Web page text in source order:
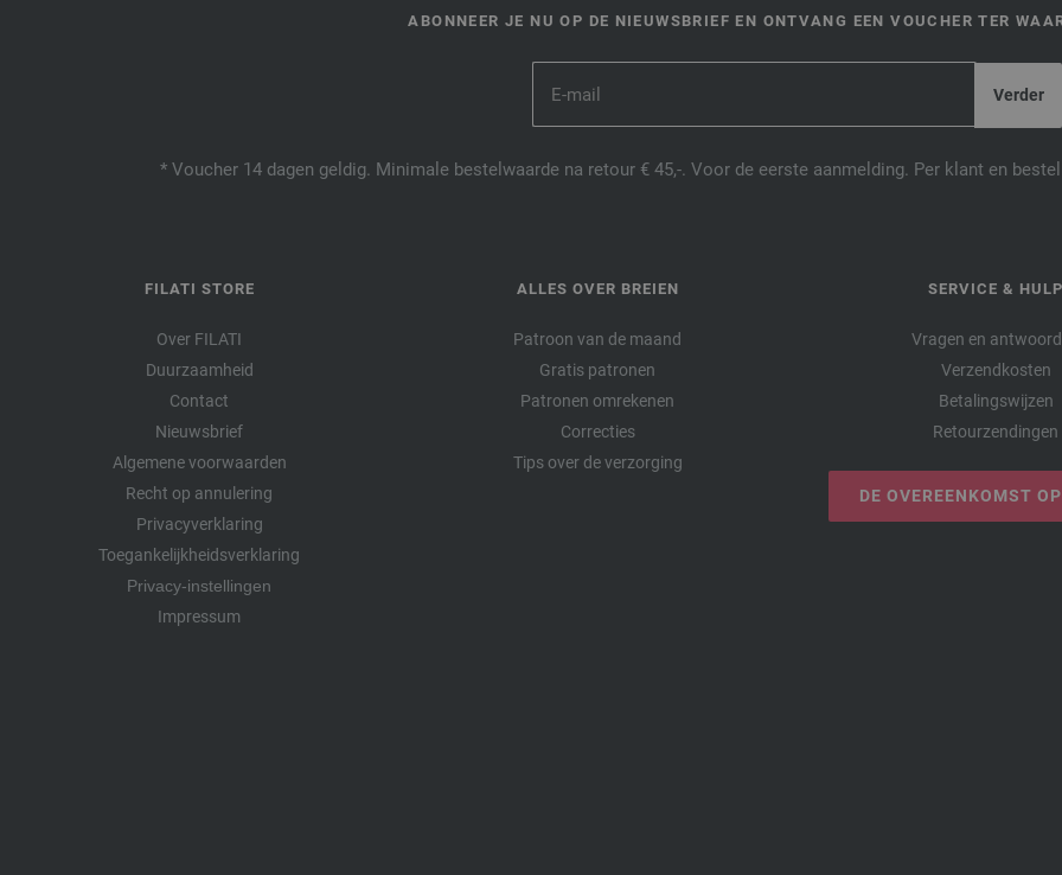
ABONNEER JE NU OP DE NIEUWSBRIEF EN ONTVANG EEN VOUCHER TER
* Voucher 14 dagen geldig. Minimale bestelwaarde na retour € 45,-. Voor de eerste aanmelding. Per klant en
FILATI STORE
Over FILATI
Duurzaamheid
Contact
Nieuwsbrief
Algemene voorwaarden
Recht op annulering
Privacyverklaring
Toegankelijkheidsverklaring
Privacy-instellingen
Impressum
ALLES OVER BREIEN
Patroon van de maand
Gratis patronen
Patronen omrekenen
Correcties
Tips over de verzorging
SERVICE & HULP
Vragen en
Verzendkosten
Betalingswijzen
Retourzendingen
DE OVEREENKOMST